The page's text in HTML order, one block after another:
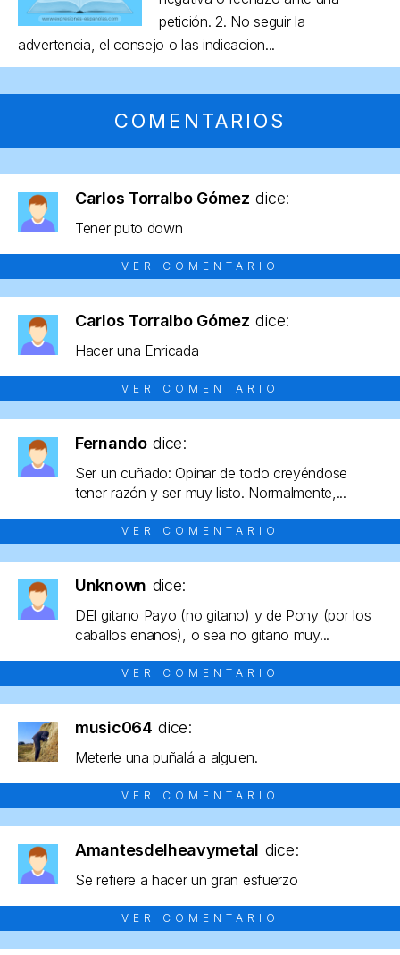
petición. 2. No seguir la
advertencia, el consejo o las indicacion...
COMENTARIOS
Carlos Torralbo Gómez dice:
Tener puto down
VER COMENTARIO
Carlos Torralbo Gómez dice:
Hacer una Enricada
VER COMENTARIO
Fernando dice:
Ser un cuñado: Opinar de todo creyéndose
tener razón y ser muy listo. Normalmente,...
VER COMENTARIO
Unknown dice:
DEl gitano Payo (no gitano) y de Pony (por los
caballos enanos), o sea no gitano muy...
VER COMENTARIO
music064 dice:
Meterle una puñalá a alguien.
VER COMENTARIO
Amantesdelheavymetal dice:
Se refiere a hacer un gran esfuerzo
VER COMENTARIO